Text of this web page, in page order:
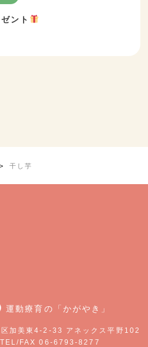
ント
干し芋
運動療育の「かがやき」
区加美東4-2-33 アネックス平野102
TEL/FAX 06-6793-8277